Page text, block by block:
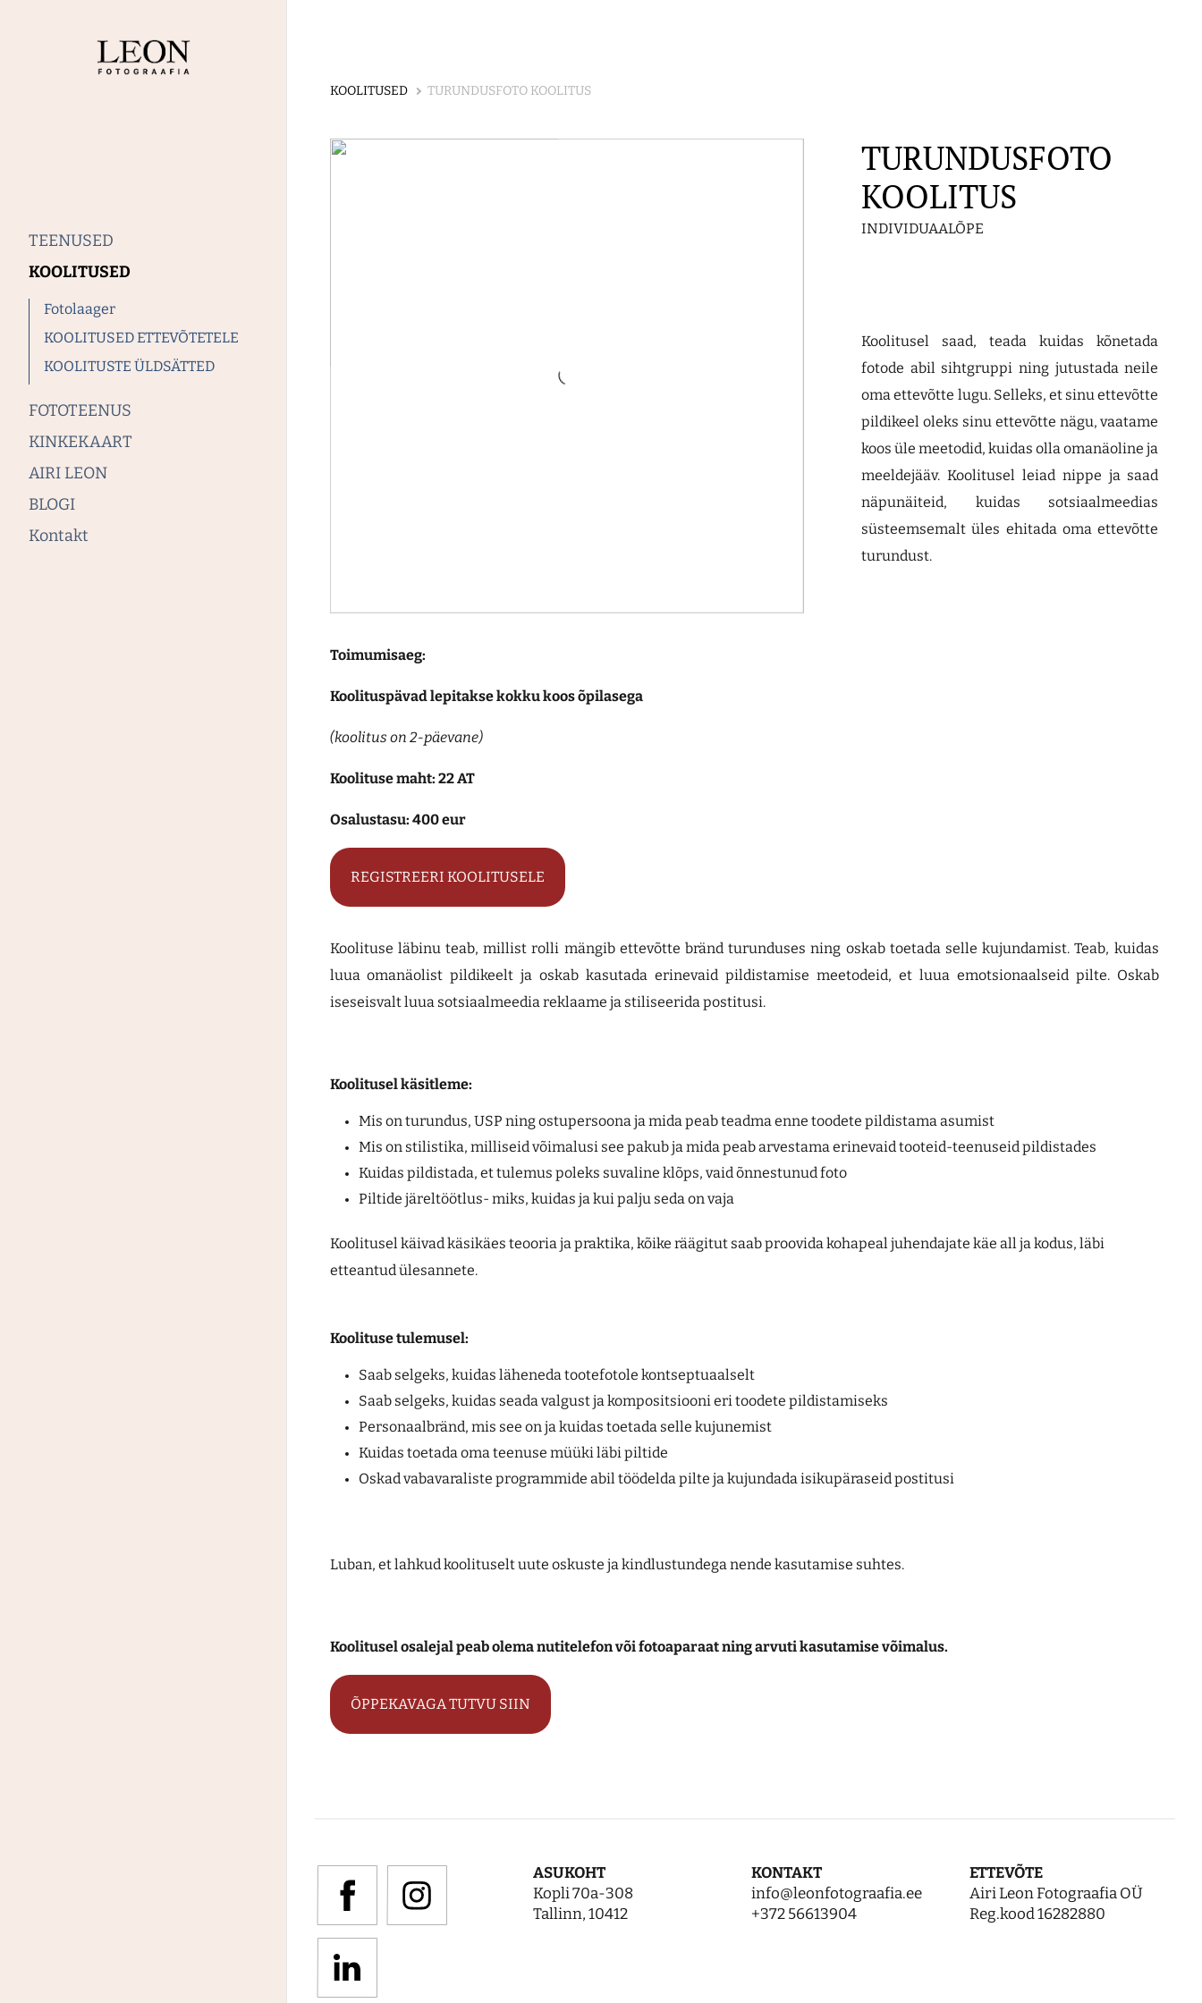
TEENUSED
KOOLITUSED
Fotolaager
KOOLITUSED ETTEVÕTETELE
KOOLITUSTE ÜLDSÄTTED
FOTOTEENUS
KINKEKAART
AIRI LEON
BLOGI
Kontakt
KOOLITUSED TURUNDUSFOTO KOOLITUS
Toimumisaeg:
Koolituspävad lepitakse kokku koos õpilasega
(koolitus on 2-päevane)
Koolituse maht: 22 AT
Osalustasu: 400 eur
REGISTREERI KOOLITUSELE
TURUNDUSFOTO
KOOLITUS
INDIVIDUAALÕPE
Koolitusel saad, teada kuidas kõnetada
fotode abil sihtgruppi ning jutustada neile
oma ettevõtte lugu. Selleks, et sinu ettevõtte
pildikeel oleks sinu ettevõtte nägu, vaatame
koos üle meetodid, kuidas olla omanäoline ja
meeldejääv. Koolitusel leiad nippe ja saad
näpunäiteid, kuidas sotsiaalmeedias
süsteemsemalt üles ehitada oma ettevõtte
turundust.
Koolituse läbinu teab, millist rolli mängib ettevõtte bränd turunduses ning oskab toetada selle kujundamist. Teab, kuidas
luua omanäolist pildikeelt ja oskab kasutada erinevaid pildistamise meetodeid, et luua emotsionaalseid pilte. Oskab
iseseisvalt luua sotsiaalmeedia reklaame ja stiliseerida postitusi.
Koolitusel käsitleme:
Mis on turundus, USP ning ostupersoona ja mida peab teadma enne toodete pildistama asumist
Mis on stilistika, milliseid võimalusi see pakub ja mida peab arvestama erinevaid tooteid-teenuseid pildistades
Kuidas pildistada, et tulemus poleks suvaline klõps, vaid õnnestunud foto
Piltide järeltöötlus- miks, kuidas ja kui palju seda on vaja
Koolitusel käivad käsikäes teooria ja praktika, kõike räägitut saab proovida kohapeal juhendajate käe all ja kodus, läbi
etteantud ülesannete.
Koolituse tulemusel:
Saab selgeks, kuidas läheneda tootefotole kontseptuaalselt
Saab selgeks, kuidas seada valgust ja kompositsiooni eri toodete pildistamiseks
Personaalbränd, mis see on ja kuidas toetada selle kujunemist
Kuidas toetada oma teenuse müüki läbi piltide
Oskad vabavaraliste programmide abil töödelda pilte ja kujundada isikupäraseid postitusi
Luban, et lahkud koolituselt uute oskuste ja kindlustundega nende kasutamise suhtes.
Koolitusel osalejal peab olema nutitelefon või fotoaparaat ning arvuti kasutamise võimalus.
ÕPPEKAVAGA TUTVU SIIN
ASUKOHT
Kopli 70a-308
Tallinn, 10412
KONTAKT
info@leonfotograafia.ee
+372 56613904
ETTEVÕTE
Airi Leon Fotograafia OÜ
Reg.kood 16282880